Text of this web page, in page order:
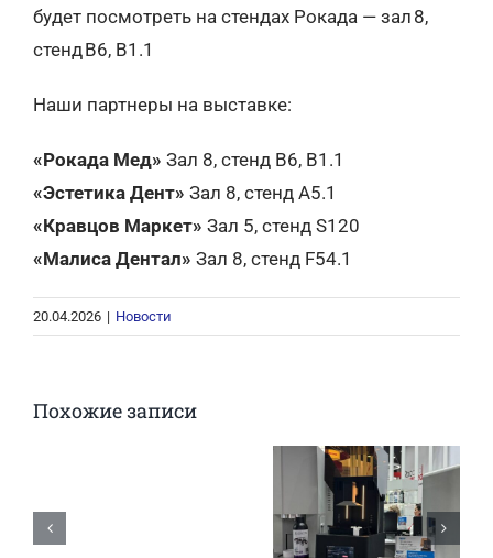
будет посмотреть на стендах Рокада — зал 8,
стенд B6, В1.1
Наши партнеры на выставке:
«Рокада Мед» Зал 8, стенд B6, В1.1
«Эстетика Дент» Зал 8, стенд A5.1
«Кравцов Маркет» Зал 5, стенд S120
«Малиса Дентал» Зал 8, стенд F54.1
20.04.2026 | Новости
Похожие записи